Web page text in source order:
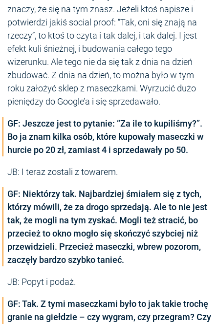
znaczy, że się na tym znasz. Jeżeli ktoś napisze i
potwierdzi jakiś social proof: “Tak, oni się znają na
rzeczy”, to ktoś to czyta i tak dalej, i tak dalej. I jest
efekt kuli śnieżnej, i budowania całego tego
wizerunku. Ale tego nie da się tak z dnia na dzień
zbudować. Z dnia na dzień, to można było w tym
roku założyć sklep z maseczkami. Wyrzucić dużo
pieniędzy do Google’a i się sprzedawało.
GF: Jeszcze jest to pytanie: “Za ile to kupiliśmy?”.
Bo ja znam kilka osób, które kupowały maseczki w
hurcie po 20 zł, zamiast 4 i sprzedawały po 50.
JB: I teraz zostali z towarem.
GF: Niektórzy tak. Najbardziej śmiałem się z tych,
którzy mówili, że za drogo sprzedają. Ale to nie jest
tak, że mogli na tym zyskać. Mogli też stracić, bo
przecież to okno mogło się skończyć szybciej niż
przewidzieli. Przecież maseczki, wbrew pozorom,
zaczęły bardzo szybko tanieć.
JB: Popyt i podaż.
GF: Tak. Z tymi maseczkami było to jak takie trochę
granie na giełdzie – czy wygram, czy przegram? Czy